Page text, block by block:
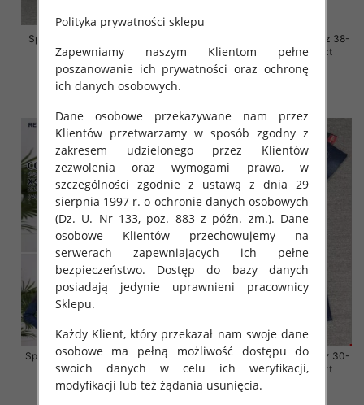
Spodnie damskie jeansy Roz L-
4XL, 1 Kolor Paczka 12 szt
54.00 zł
szczegóły
Spodnie damskie jeansy Roz 38-
48, 1 Kolor Paczka 12 szt
54.00 zł
Spodnie damskie jeansy Roz 38-
48, 1 Kolor Paczka 12 szt
54.00 zł
Spodnie damskie jeansy Roz 30-
38, 1 Kolor Paczka 10 szt
68.00 zł
Polityka prywatności sklepu
Zapewniamy naszym Klientom pełne
poszanowanie ich prywatności oraz ochronę
ich danych osobowych.
Dane osobowe przekazywane nam przez
Klientów przetwarzamy w sposób zgodny z
zakresem udzielonego przez Klientów
zezwolenia oraz wymogami prawa, w
szczególności zgodnie z ustawą z dnia 29
sierpnia 1997 r. o ochronie danych osobowych
(Dz. U. Nr 133, poz. 883 z późn. zm.). Dane
osobowe Klientów przechowujemy na
serwerach zapewniających ich pełne
bezpieczeństwo. Dostęp do bazy danych
posiadają jedynie uprawnieni pracownicy
Sklepu.
Każdy Klient, który przekazał nam swoje dane
osobowe ma pełną możliwość dostępu do
swoich danych w celu ich weryfikacji,
modyfikacji lub też żądania usunięcia.